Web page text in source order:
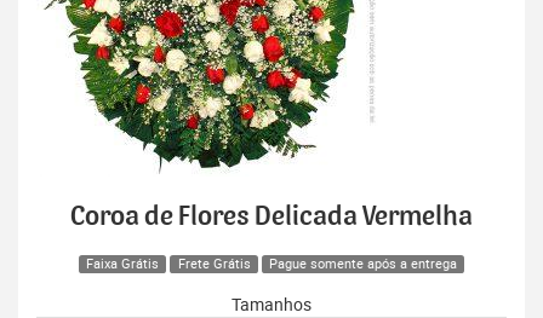
Coroa de Flores Delicada Vermelha
Faixa Grátis Frete Grátis Pague somente após a entrega
Tamanhos